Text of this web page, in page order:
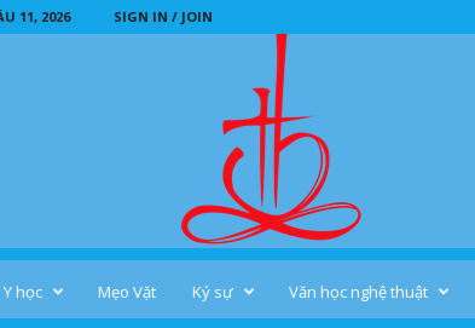
11, 2026 SIGN IN / JOIN
Y học Mẹo Vặt Ký sự Văn học nghệ thuật